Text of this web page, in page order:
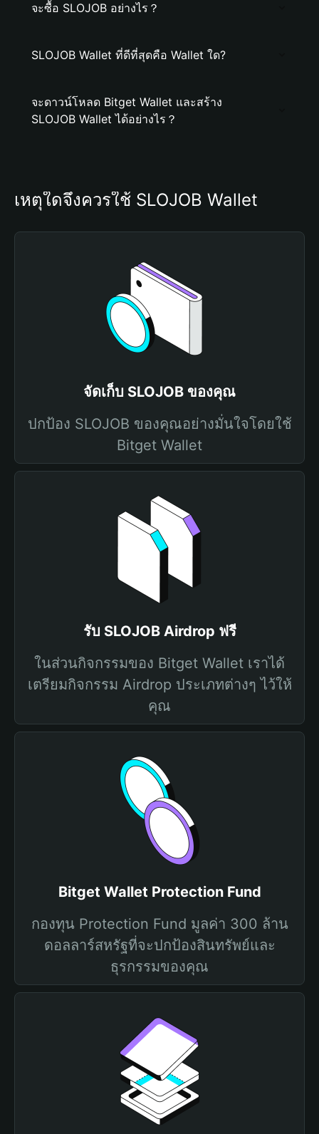
จะซื้อ SLOJOB อย่างไร？
SLOJOB Wallet ที่ดีที่สุดคือ Wallet ใด?
จะดาวน์โหลด Bitget Wallet และสร้าง
SLOJOB Wallet ได้อย่างไร？
เหตุใดจึงควรใช้ SLOJOB Wallet
จัดเก็บ SLOJOB ของคุณ
ปกป้อง SLOJOB ของคุณอย่างมั่นใจโดยใช้
Bitget Wallet
รับ SLOJOB Airdrop ฟรี
ในส่วนกิจกรรมของ Bitget Wallet เราได้
เตรียมกิจกรรม Airdrop ประเภทต่างๆ ไว้ให้
คุณ
Bitget Wallet Protection Fund
กองทุน Protection Fund มูลค่า 300 ล้าน
ดอลลาร์สหรัฐที่จะปกป้องสินทรัพย์และ
ธุรกรรมของคุณ